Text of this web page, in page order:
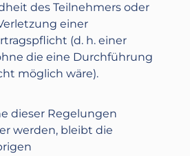
des Teilnehmers oder
einer
(d. h. einer
die eine Durchführung
möglich wäre).
dieser Regelungen
werden, bleibt die